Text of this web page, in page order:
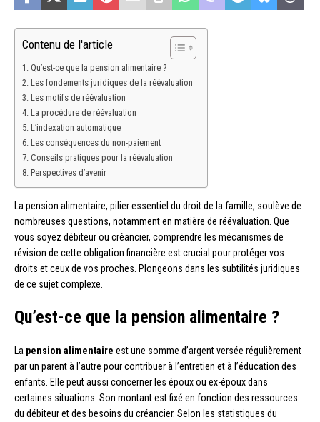
Contenu de l'article
Qu’est-ce que la pension alimentaire ?
Les fondements juridiques de la réévaluation
Les motifs de réévaluation
La procédure de réévaluation
L’indexation automatique
Les conséquences du non-paiement
Conseils pratiques pour la réévaluation
Perspectives d’avenir
La pension alimentaire, pilier essentiel du droit de la famille, soulève de
nombreuses questions, notamment en matière de réévaluation. Que
vous soyez débiteur ou créancier, comprendre les mécanismes de
révision de cette obligation financière est crucial pour protéger vos
droits et ceux de vos proches. Plongeons dans les subtilités juridiques
de ce sujet complexe.
Qu’est-ce que la pension alimentaire ?
La pension alimentaire est une somme d’argent versée régulièrement
par un parent à l’autre pour contribuer à l’entretien et à l’éducation des
enfants. Elle peut aussi concerner les époux ou ex-époux dans
certaines situations. Son montant est fixé en fonction des ressources
du débiteur et des besoins du créancier. Selon les statistiques du